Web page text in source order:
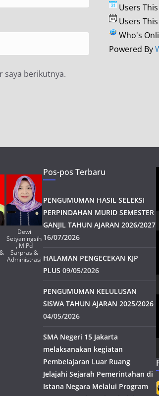
saya berikutnya.
Users
Users
Who's
Powered By
Dewi
Setyaningsih
, M.Pd
Sarpras &
Administrasi
Pos-pos Terbaru
PENGUMUMAN HASIL SELEKSI
PERPINDAHAN MURID SEMESTER
GANJIL TAHUN AJARAN 2026/2027
16/07/2026
HALAMAN PENGECEKAN KJP
PLUS 09/05/2026
PENGUMUMAN KELULUSAN
SISWA TAHUN AJARAN 2025/2026
04/05/2026
SMA Negeri 15 Jakarta
melaksanakan kegiatan
Pembelajaran Luar Ruang
Jelajahi Sejarah Pemerintahan di
Istana Negara Melalui Program